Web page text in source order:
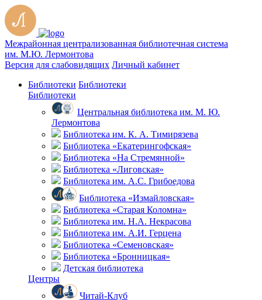
Межрайонная централизованная библиотечная система
им. М.Ю. Лермонтова
Версия для слабовидящих Личный кабинет
Библиотеки Библиотеки
Библиотеки
Центральная библиотека им. М. Ю.
Лермонтова
Библиотека им. К. А. Тимирязева
Библиотека «Екатерингофская»
Библиотека «На Стремянной»
Библиотека «Лиговская»
Библиотека им. А.С. Грибоедова
Библиотека «Измайловская»
Библиотека «Старая Коломна»
Библиотека им. Н.А. Некрасова
Библиотека им. А.И. Герцена
Библиотека «Семеновская»
Библиотека «Бронницкая»
Детская библиотека
Центры
Читай-Клуб